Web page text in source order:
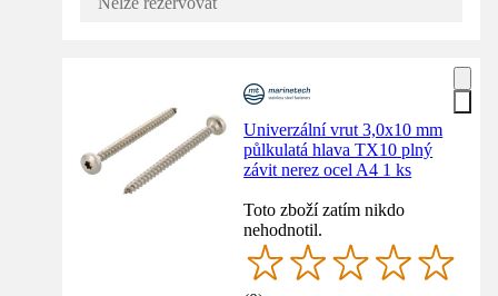
Univerzální vrut 3,0x10 mm
půlkulatá hlava TX10 plný
závit nerez ocel A4 1 ks
Toto zboží zatím nikdo
nehodnotil.